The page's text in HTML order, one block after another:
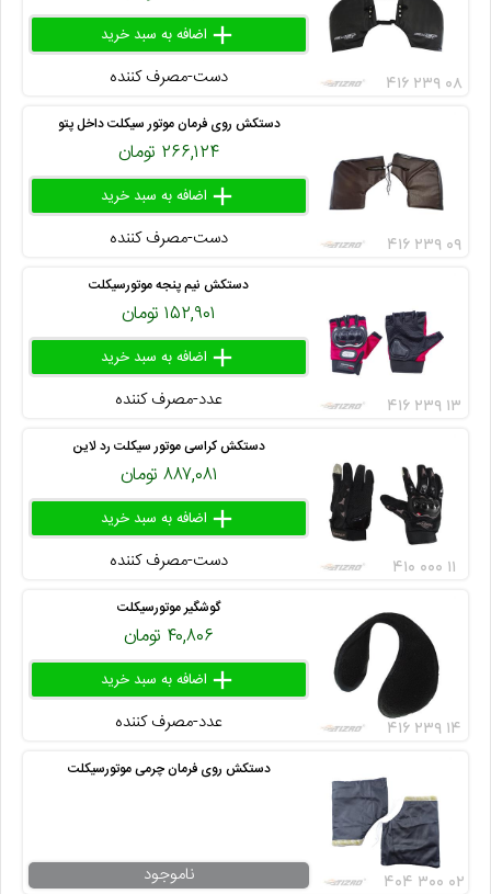
add
دست-مصرف کننده ۴۱۶ ۲۳۹ ۰۸
دستکش روی فرمان موتور سیکلت داخل پتو
۲۶۶,۱۲۴ تومان
add
دست-مصرف کننده ۴۱۶ ۲۳۹ ۰۹
دستکش نیم پنجه موتورسیکلت
۱۵۲,۹۰۱ تومان
add
عدد-مصرف کننده ۴۱۶ ۲۳۹ ۱۳
دستکش کراسی موتور سیکلت رد لاین
۸۸۷,۰۸۱ تومان
add
دست-مصرف کننده ۴۱۰ ۰۰۰ ۱۱
گوشگیر موتورسیکلت
۴۰,۸۰۶ تومان
add
عدد-مصرف کننده ۴۱۶ ۲۳۹ ۱۴
دستکش روی فرمان چرمی موتورسیکلت
ناموجود ۴۰۴ ۳۰۰ ۰۲